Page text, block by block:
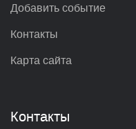
Добавить событие
Контакты
Карта сайта
Контакты